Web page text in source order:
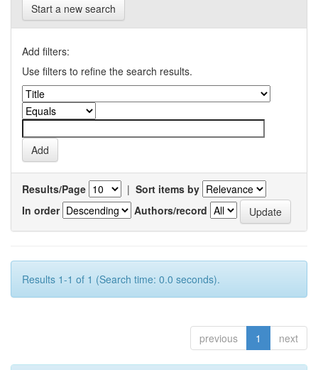
Start a new search
Add filters:
Use filters to refine the search results.
Results/Page | Sort items by
In order
Authors/record
Results 1-1 of 1 (Search time: 0.0 seconds).
previous 1 next